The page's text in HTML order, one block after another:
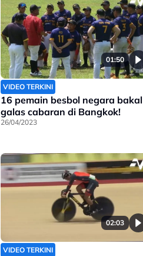
01:50
VIDEO TERKINI
16 pemain besbol negara bakal
galas cabaran di Bangkok!
26/04/2023
02:03
VIDEO TERKINI